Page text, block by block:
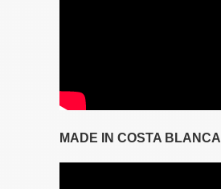
MADE IN COSTA BLANCA